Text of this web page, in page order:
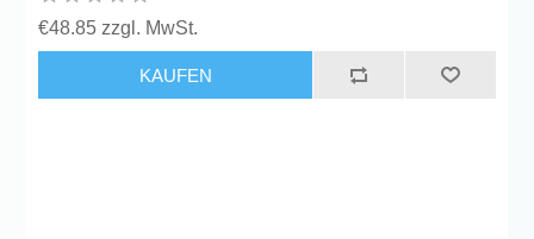
€48.85 zzgl. MwSt.
KAUFEN